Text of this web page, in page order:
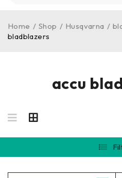
accu
Home / Shop / Husqvarna /
bladblazers